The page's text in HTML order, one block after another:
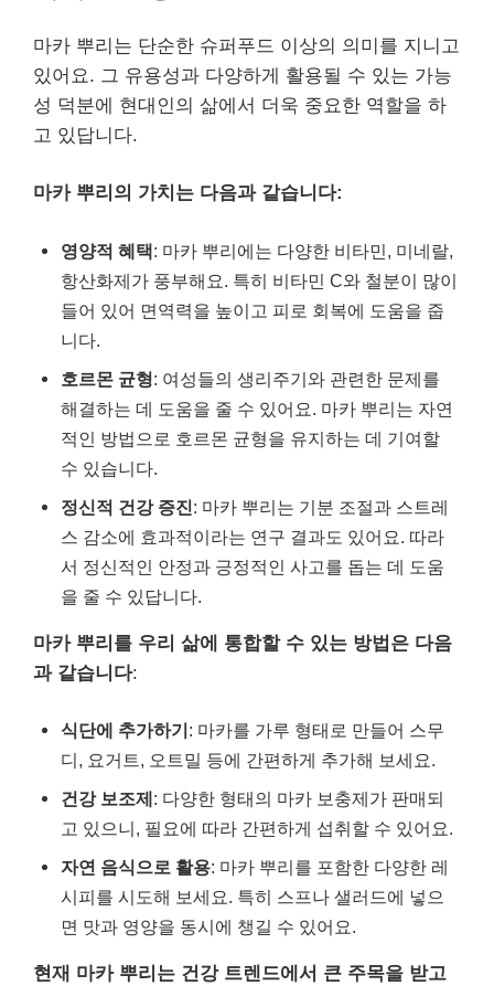
마카 뿌리는 단순한 슈퍼푸드 이상의 의미를 지니고
있어요. 그 유용성과 다양하게 활용될 수 있는 가능
성 덕분에 현대인의 삶에서 더욱 중요한 역할을 하
고 있답니다.
마카 뿌리의 가치는 다음과 같습니다:
영양적 혜택: 마카 뿌리에는 다양한 비타민, 미네랄,
항산화제가 풍부해요. 특히 비타민 C와 철분이 많이
들어 있어 면역력을 높이고 피로 회복에 도움을 줍
니다.
호르몬 균형: 여성들의 생리주기와 관련한 문제를
해결하는 데 도움을 줄 수 있어요. 마카 뿌리는 자연
적인 방법으로 호르몬 균형을 유지하는 데 기여할
수 있습니다.
정신적 건강 증진: 마카 뿌리는 기분 조절과 스트레
스 감소에 효과적이라는 연구 결과도 있어요. 따라
서 정신적인 안정과 긍정적인 사고를 돕는 데 도움
을 줄 수 있답니다.
마카 뿌리를 우리 삶에 통합할 수 있는 방법은 다음
과 같습니다:
식단에 추가하기: 마카를 가루 형태로 만들어 스무
디, 요거트, 오트밀 등에 간편하게 추가해 보세요.
건강 보조제: 다양한 형태의 마카 보충제가 판매되
고 있으니, 필요에 따라 간편하게 섭취할 수 있어요.
자연 음식으로 활용: 마카 뿌리를 포함한 다양한 레
시피를 시도해 보세요. 특히 스프나 샐러드에 넣으
면 맛과 영양을 동시에 챙길 수 있어요.
현재 마카 뿌리는 건강 트렌드에서 큰 주목을 받고